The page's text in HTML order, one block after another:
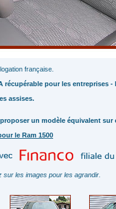
française.
récupérable pour les entreprises
assises.
un modèle équivalent sur
le Ram 1500
sur les images pour les agrandir.